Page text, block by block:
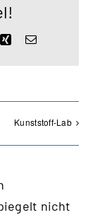
XingE-
Kunststoff-Lab
nicht